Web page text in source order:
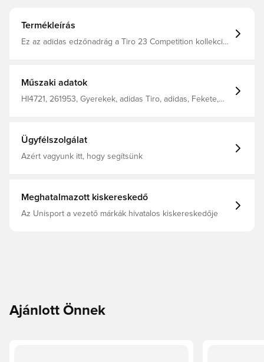
Termékleírás
Ez az adidas edzőnadrág a Tiro 23 Competition kollekció
Műszaki adatok
HI4721, 261953, Gyerekek, adidas Tiro, adidas, Fekete,
Ügyfélszolgálat
Azért vagyunk itt, hogy segítsünk
Meghatalmazott kiskereskedő
Az Unisport a vezető márkák hivatalos kiskereskedője
Ajánlott Önnek